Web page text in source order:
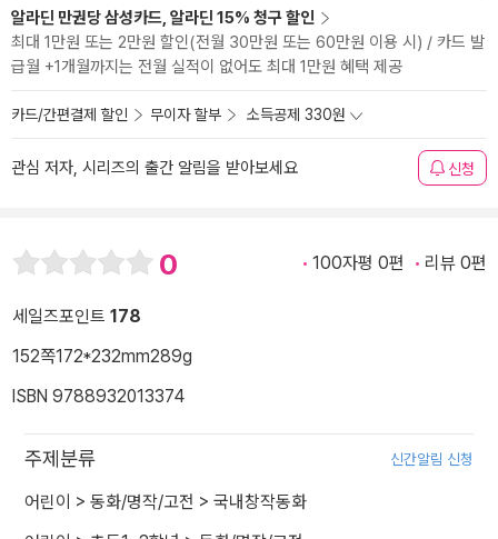
알라딘 만권당 삼성카드, 알라딘 15% 청구 할인
최대 1만원 또는 2만원 할인(전월 30만원 또는 60만원 이용 시) / 카드 발
급월 +1개월까지는 전월 실적이 없어도 최대 1만원 혜택 제공
카드/간편결제 할인 무이자 할부 소득공제 330원
관심 저자, 시리즈의 출간 알림을 받아보세요 신청
0 100자평 0편 리뷰 0편
세일즈포인트 178
152쪽172*232mm289g
ISBN 9788932013374
주제분류 신간알림 신청
어린이 > 동화/명작/고전 > 국내창작동화